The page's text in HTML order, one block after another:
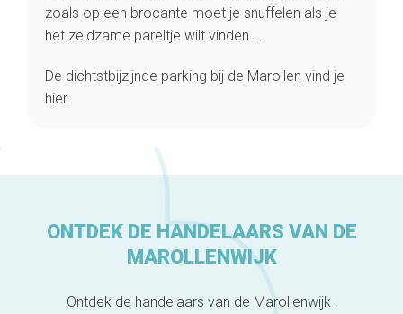
Winkelwijken
Tops 10
Over ons
zoals op een brocante moet je snuffelen als je
het zeldzame pareltje wilt vinden …
De dichtstbijzijnde parking bij de Marollen vind je
hier.
ONTDEK DE HANDELAARS VAN DE
MAROLLENWIJK
Ontdek de handelaars van de Marollenwijk !